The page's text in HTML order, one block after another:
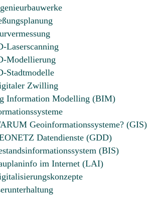
Laserscanning
Modellierung
Stadtmodelle
Zwilling
Information Modelling (BIM)
Geoinformationssysteme? (GIS)
Datendienste (GDD)
(BIS)
im Internet (LAI)